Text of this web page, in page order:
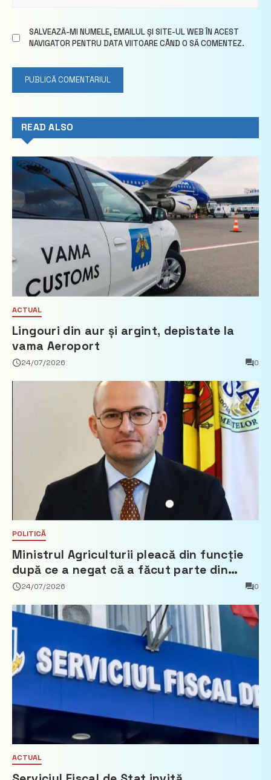
SALVEAZĂ-MI NUMELE, EMAILUL ȘI SITE-UL WEB ÎN ACEST
NAVIGATOR PENTRU DATA VIITOARE CÂND O SĂ COMENTEZ.
READ ALSO
ACTUAL
Lingouri din aur și argint, depistate la
vama Aeroport
24/07/2026 0
POLITICĂ
Ministrul Agriculturii pleacă din funcție
după ce a negat că a făcut parte din
Partidul Democrat
24/07/2026 0
ACTUAL